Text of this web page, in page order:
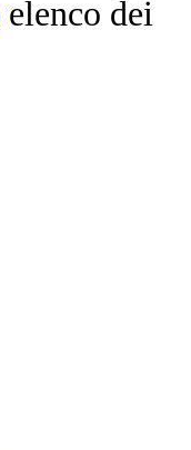
elenco dei